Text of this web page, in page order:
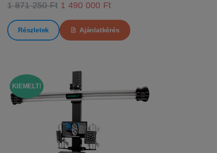
1 871 250 Ft 1 490 000 Ft
Részletek Ajánlatkérés
KIEMELT!